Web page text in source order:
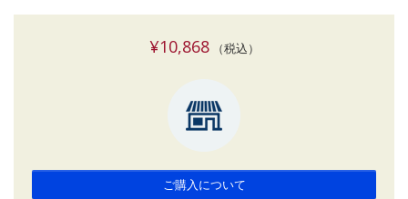
¥10,868（税込）
ご購入について